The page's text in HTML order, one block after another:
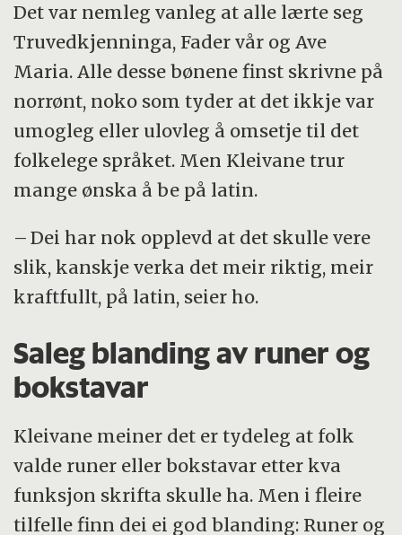
Det var nemleg vanleg at alle lærte seg
Truvedkjenninga, Fader vår og Ave
Maria. Alle desse bønene finst skrivne på
norrønt, noko som tyder at det ikkje var
umogleg eller ulovleg å omsetje til det
folkelege språket. Men Kleivane trur
mange ønska å be på latin.
– Dei har nok opplevd at det skulle vere
slik, kanskje verka det meir riktig, meir
kraftfullt, på latin, seier ho.
Saleg blanding av runer og
bokstavar
Kleivane meiner det er tydeleg at folk
valde runer eller bokstavar etter kva
funksjon skrifta skulle ha. Men i fleire
tilfelle finn dei ei god blanding: Runer og